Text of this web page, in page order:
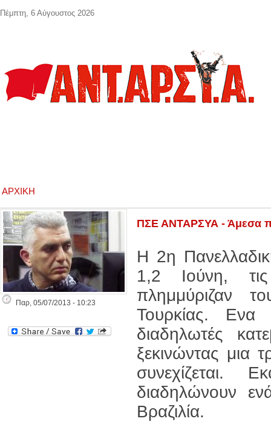
ΑΡΧΙΚΉ
Παρ, 05/07/2013 - 10:23
ΠΣΕ ΑΝΤΑΡΣΥΑ - Άμεσα
H 2η
1,2 Ιούνη,
πλημμύριζαν
Τουρκίας. Ενα
διαδηλωτές
ξεκινώντας μια
συνεχίζεται.
διαδηλώνουν
Βραζιλία.
Πέμπτη, 6 Αύγουστος 2026